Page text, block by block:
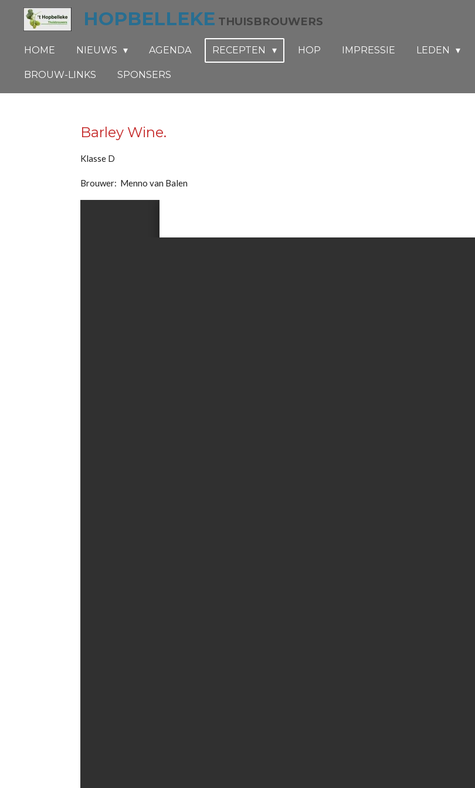
direct
hoofdinhoud
HOPBELLEKE THUISBROUWERS
HOME NIEUWS AGENDA RECEPTEN HOP IMPRESSIE LEDEN
BROUW-LINKS SPONSERS
Barley Wine.
Klasse D
Brouwer: Menno van Balen